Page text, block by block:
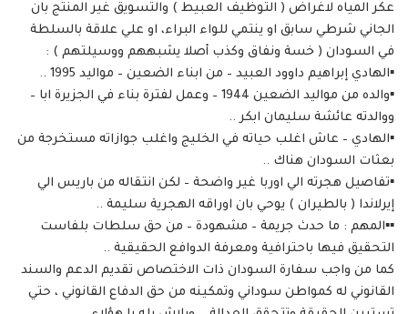
عكر المياه لاغراض ( التوظيف العبيط ) والتسويق غير المنتج بان
الجاني شرطي سابق او ينتمي للواء البراء، او علي علاقة بالسلطة
في السودان ( خسة ونفاق وكذب أصلا يشبههم ووسيلتهم ) :
▪️الهادي إبراهيم داوود العبيد – من ابناء الضعين – مواليد 1995 ..
▪️والده من مواليد الضعين 1944 – وعمل لفترة بناء في الجزيرة ابا –
ووالدته عائشة سليمان ابكر ..
▪️الهادي – عاش اغلب حياته في الخليج واغلب جوازاته مستخرجة من
بعثات السودان هناك ..
▪️تفاصيل هجرته الي اوربا غير واضحة – لكن انتقاله من باريس الي
إيرلاندا ( بالطيران ) يوحي بان اوراقه الهجرية سليمة ..
▪️▪️المهم : ما حدث جريمة – مشهودة – من حق سلطات بلفاست
التحقيق فيها باحترافية ومعرفة الدوافع الحقيقية ..
كما من واجب سفارة السودان ذات الاختصاص تقديم الدعم والسند
القانوني له كمواطن سوداني وتمكينه من حق الدفاع القانوني ، حتي